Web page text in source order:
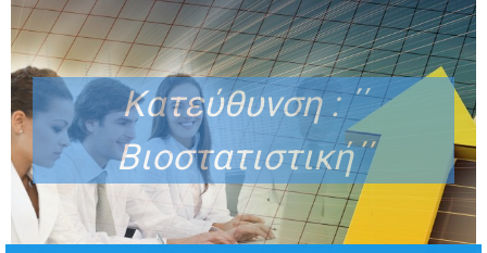
Κατεύθυνση : ΄΄
Βιοστατιστική΄΄